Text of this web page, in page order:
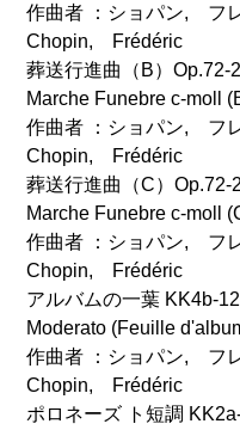
作曲者 ：ショパン, フ
Chopin, Frédéric
葬送行進曲（B）Op.72-
Marche Funebre c-moll
作曲者 ：ショパン, フ
Chopin, Frédéric
葬送行進曲（C）Op.72-
Marche Funebre c-moll
作曲者 ：ショパン, フ
Chopin, Frédéric
アルバムの一葉 KK4b-
Moderato (Feuille
作曲者 ：ショパン, フ
Chopin, Frédéric
ポロネーズ ト短調